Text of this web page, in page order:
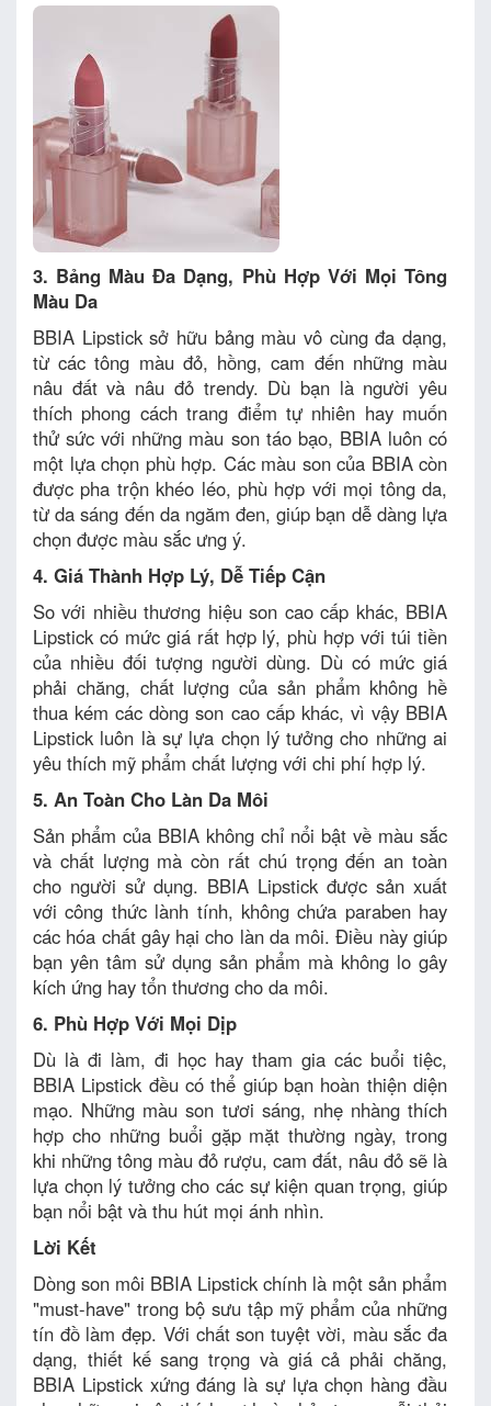
3. Bảng Màu Đa Dạng, Phù Hợp Với Mọi Tông
Màu Da
BBIA Lipstick sở hữu bảng màu vô cùng đa dạng,
từ các tông màu đỏ, hồng, cam đến những màu
nâu đất và nâu đỏ trendy. Dù bạn là người yêu
thích phong cách trang điểm tự nhiên hay muốn
thử sức với những màu son táo bạo, BBIA luôn có
một lựa chọn phù hợp. Các màu son của BBIA còn
được pha trộn khéo léo, phù hợp với mọi tông da,
từ da sáng đến da ngăm đen, giúp bạn dễ dàng lựa
chọn được màu sắc ưng ý.
4. Giá Thành Hợp Lý, Dễ Tiếp Cận
So với nhiều thương hiệu son cao cấp khác, BBIA
Lipstick có mức giá rất hợp lý, phù hợp với túi tiền
của nhiều đối tượng người dùng. Dù có mức giá
phải chăng, chất lượng của sản phẩm không hề
thua kém các dòng son cao cấp khác, vì vậy BBIA
Lipstick luôn là sự lựa chọn lý tưởng cho những ai
yêu thích mỹ phẩm chất lượng với chi phí hợp lý.
5. An Toàn Cho Làn Da Môi
Sản phẩm của BBIA không chỉ nổi bật về màu sắc
và chất lượng mà còn rất chú trọng đến an toàn
cho người sử dụng. BBIA Lipstick được sản xuất
với công thức lành tính, không chứa paraben hay
các hóa chất gây hại cho làn da môi. Điều này giúp
bạn yên tâm sử dụng sản phẩm mà không lo gây
kích ứng hay tổn thương cho da môi.
6. Phù Hợp Với Mọi Dịp
Dù là đi làm, đi học hay tham gia các buổi tiệc,
BBIA Lipstick đều có thể giúp bạn hoàn thiện diện
mạo. Những màu son tươi sáng, nhẹ nhàng thích
hợp cho những buổi gặp mặt thường ngày, trong
khi những tông màu đỏ rượu, cam đất, nâu đỏ sẽ là
lựa chọn lý tưởng cho các sự kiện quan trọng, giúp
bạn nổi bật và thu hút mọi ánh nhìn.
Lời Kết
Dòng son môi BBIA Lipstick chính là một sản phẩm
"must-have" trong bộ sưu tập mỹ phẩm của những
tín đồ làm đẹp. Với chất son tuyệt vời, màu sắc đa
dạng, thiết kế sang trọng và giá cả phải chăng,
BBIA Lipstick xứng đáng là sự lựa chọn hàng đầu